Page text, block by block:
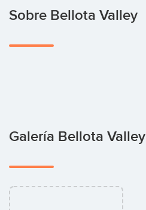
Sobre Bellota Valley
Galería Bellota Valley